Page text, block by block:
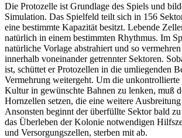
Die Protozelle ist Grundlage des Spiels und
Simulation. Das Spielfeld teilt sich in 156
eine bestimmte Kapazität besitzt. Lebende
natürlich in einem bestimmten Rhythmus. Im
natürliche Vorlage abstrahiert und so
innerhalb voneinander getrennter Sektoren.
ist, schüttet er Protozellen in die umliegenden
Vermehrung weitergeht. Um die unkontrollierte
Kultur in gewünschte Bahnen zu lenken, muß
Hornzellen setzen, die eine weitere
Ansonsten beginnt der überfüllte Sektor bald
das Überleben der Kolonie notwendigen
und Versorgungszellen, sterben mit ab.